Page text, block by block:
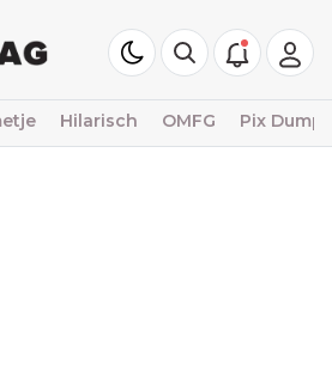
Hilarisch OMFG Pix Dump